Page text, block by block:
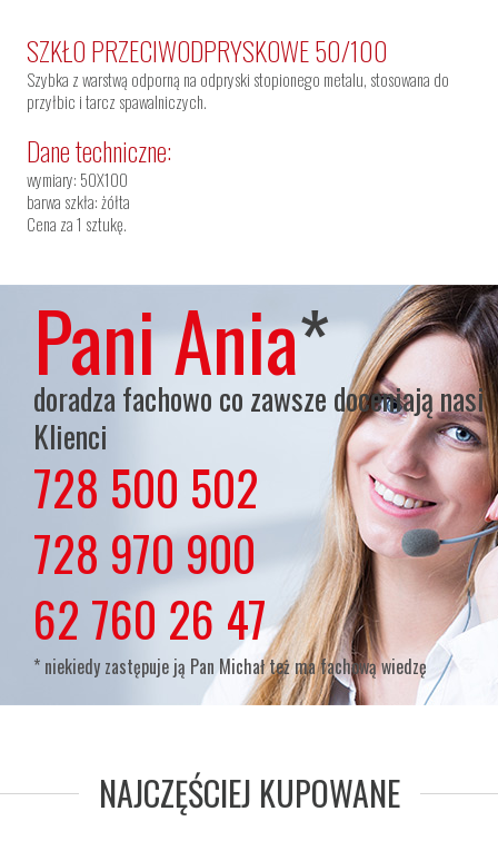
SZKŁO PRZECIWODPRYSKOWE 50/100
Szybka z warstwą odporną na odpryski stopionego metalu, stosowana do
przyłbic i tarcz spawalniczych.
Dane techniczne:
wymiary: 50X100
barwa szkła: żółta
Cena za 1 sztukę.
Pani Ania*
doradza fachowo co zawsze doceniają nasi
Klienci
728 500 502
lub
728 970 900
lub
62 760 26 47
* niekiedy zastępuje ją Pan Michał też ma fachową wiedzę
NAJCZĘŚCIEJ KUPOWANE